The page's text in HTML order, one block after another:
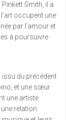
Smith, il a
occupent une
par l’amour et
à poursuivre
issu du précédent
et une sœur
une artiste
relation